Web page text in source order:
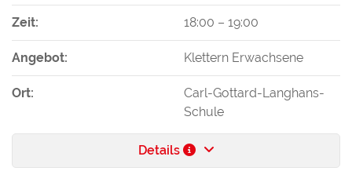
Zeit: 18:00 – 19:00
Angebot: Klettern Erwachsene
Ort:
Carl-Gottard-Langhans-
Schule
Details